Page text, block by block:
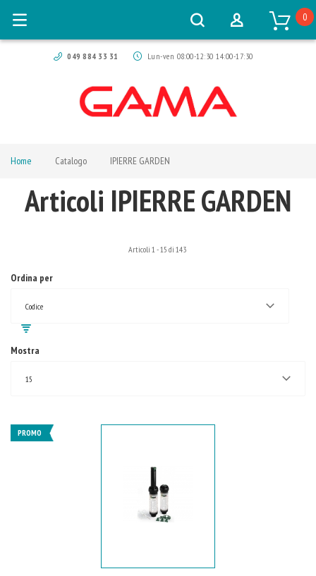
049 884 33 31 Lun-ven 08:00-12:30 14:00-17:30
0
Home Catalogo IPIERRE GARDEN
Articoli IPIERRE GARDEN
Ordina per
Codice
Articoli 1 -15 di 143
Mostra
15
PROMO